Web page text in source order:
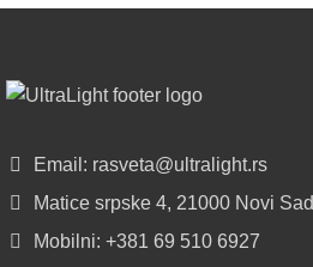
LED
SA
U
ROLNAMA
Email: rasveta@ultralight.rs
Matice srpske 4, 21000 Novi Sad
Mobilni: +381 69 510 6927